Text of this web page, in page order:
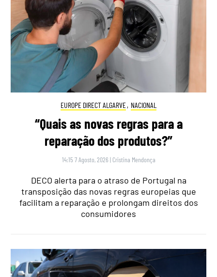
EUROPE DIRECT ALGARVE, NACIONAL
“Quais as novas regras para a
reparação dos produtos?”
14:15 7 Agosto, 2026 | Cristina Mendonça
DECO alerta para o atraso de Portugal na
transposição das novas regras europeias que
facilitam a reparação e prolongam direitos dos
consumidores